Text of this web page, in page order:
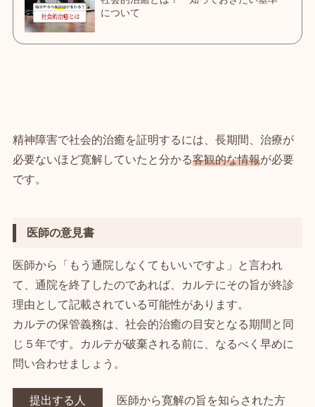
精神障害で社会的治癒を証明するには、長期間、治療が
必要ないほど寛解していたと分かる客観的な情報が必要
です。
医師の意見書
医師から「もう通院しなくてもいいですよ」と言われ
て、通院を終了したのであれば、カルテにその旨が終診
理由として記載されている可能性があります。
カルテの保管義務は、社会的治癒の目安となる期間と同
じ５年です。カルテが破棄される前に、なるべく早めに
問い合わせましょう。
提出する人 医師から寛解の旨を知らされた方